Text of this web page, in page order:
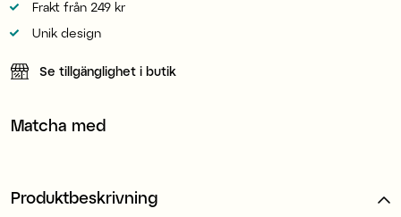
Frakt från 249 kr
Unik design
Se tillgänglighet i butik
Matcha med
Produktbeskrivning